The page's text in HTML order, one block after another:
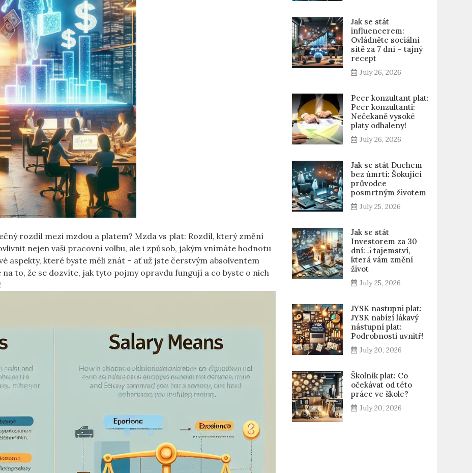
rozdíl mezi mzdou a platem? Mzda vs plat: Rozdíl, který změní
nejen vaši pracovní volbu, ale i způsob, jakým vnímáte hodnotu
aspekty, které byste měli znát – ať už jste čerstvým absolventem
to, že se dozvíte, jak tyto pojmy opravdu fungují a co byste o nich
Jak se stát
influencerem:
Ovládněte sociální
sítě za 7 dní – tajný
recept
July 26, 2026
Peer konzultant plat:
Peer konzultanti:
Nečekaně vysoké
platy odhaleny!
July 26, 2026
Jak se stát Duchem
bez úmrtí: Šokující
průvodce
posmrtným životem
July 25, 2026
Jak se stát
Investorem za 30
dní: 5 tajemství,
která vám změní
život
July 25, 2026
JYSK nastupni plat:
JYSK nabízí lákavý
nástupní plat:
Podrobnosti uvnitř!
July 20, 2026
Školník plat: Co
očekávat od této
práce ve škole?
July 20, 2026